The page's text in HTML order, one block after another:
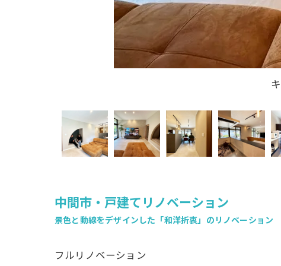
玄関
中間市・戸建てリノベーション
景色と動線をデザインした「和洋折衷」のリノベーション
フルリノベーション